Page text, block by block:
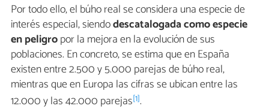
Por todo ello, el búho real se considera una especie de
interés especial, siendodescatalogada como especie
en peligropor la mejora en la evolución de sus
poblaciones. En concreto, se estima que en España
existen entre 2.500 y 5.000 parejas de búho real,
mientras que en Europa las cifras se ubican entre las
12.000 y las 42.000 parejas[1].